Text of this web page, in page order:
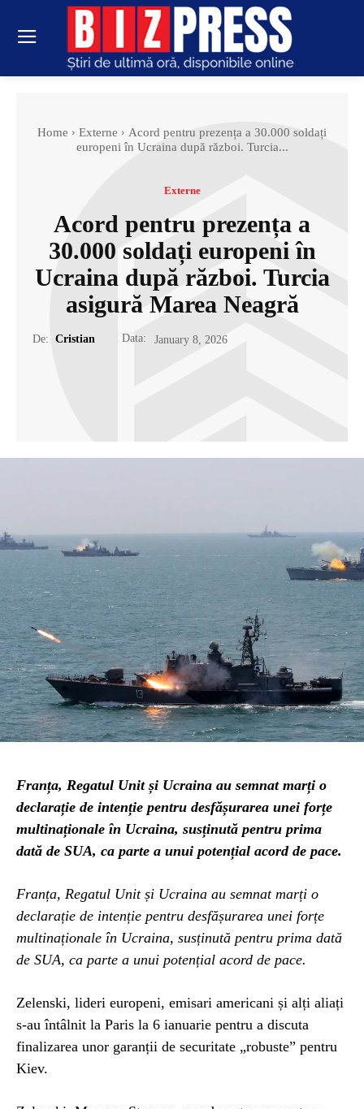
Home Externe
Acord pentru prezența a 30.000 soldați
europeni în Ucraina după război. Turcia...
Externe
Acord pentru prezența a
30.000 soldați europeni în
Ucraina după război. Turcia
asigură Marea Neagră
De: Cristian Data: January 8, 2026
Franța, Regatul Unit și Ucraina au semnat marți o
declarație de intenție pentru desfășurarea unei forțe
multinaționale în Ucraina, susținută pentru prima
dată de SUA, ca parte a unui potențial acord de pace.
Franța, Regatul Unit și Ucraina au semnat marți o
declarație de intenție pentru desfășurarea unei forțe
multinaționale în Ucraina, susținută pentru prima dată
de SUA, ca parte a unui potențial acord de pace.
Zelenski, lideri europeni, emisari americani și alți aliați
s-au întâlnit la Paris la 6 ianuarie pentru a discuta
finalizarea unor garanții de securitate „robuste” pentru
Kiev.